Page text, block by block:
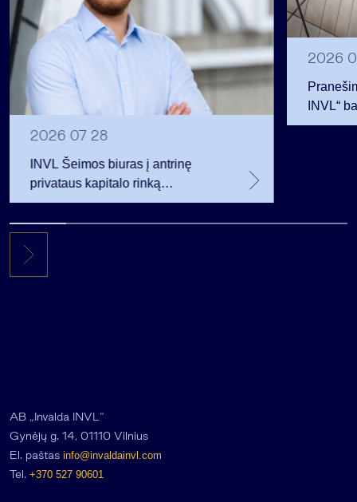
2026 07 28
INVL Šeimos biuras į antrinę
privataus kapitalo rinką
investuojantį fondą pritraukė 17,4
mln. JAV dolerių
2026
INVL“
AB „Invalda INVL“
Gynėjų g. 14, 01110 Vilnius
El. paštas info@invaldainvl.com
Tel. +370 527 90601